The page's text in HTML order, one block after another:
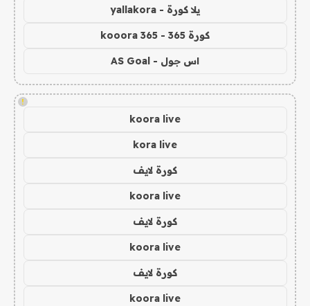
يلا كورة - yallakora
كورة 365 - kooora 365
اس جول - AS Goal
!
koora live
kora live
كورة لايف
koora live
كورة لايف
koora live
كورة لايف
koora live